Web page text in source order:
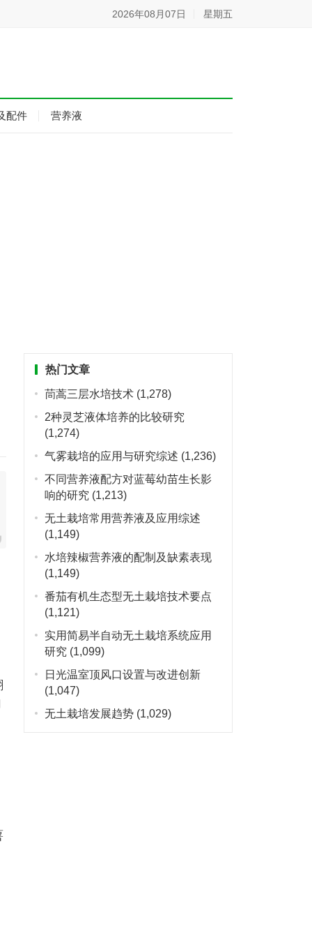
2026年08月07日 星期五
配件 营养液
热门文章
茼蒿三层水培技术 (1,278)
2种灵芝液体培养的比较研究
(1,274)
气雾栽培的应用与研究综述 (1,236)
不同营养液配方对蓝莓幼苗生长影
响的研究 (1,213)
无土栽培常用营养液及应用综述
(1,149)
水培辣椒营养液的配制及缺素表现
(1,149)
番茄有机生态型无土栽培技术要点
(1,121)
实用简易半自动无土栽培系统应用
研究 (1,099)
日光温室顶风口设置与改进创新
(1,047)
无土栽培发展趋势 (1,029)